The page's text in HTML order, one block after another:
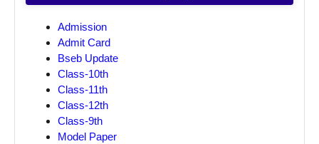
Admission
Admit Card
Bseb Update
Class-10th
Class-11th
Class-12th
Class-9th
Model Paper